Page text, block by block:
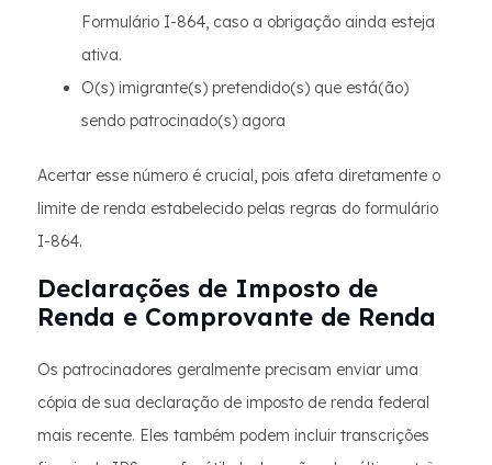
Formulário I-864, caso a obrigação ainda esteja
ativa.
O(s) imigrante(s) pretendido(s) que está(ão)
sendo patrocinado(s) agora
Acertar esse número é crucial, pois afeta diretamente o
limite de renda estabelecido pelas regras do formulário
I-864.
Declarações de Imposto de
Renda e Comprovante de Renda
Os patrocinadores geralmente precisam enviar uma
cópia de sua declaração de imposto de renda federal
mais recente. Eles também podem incluir transcrições